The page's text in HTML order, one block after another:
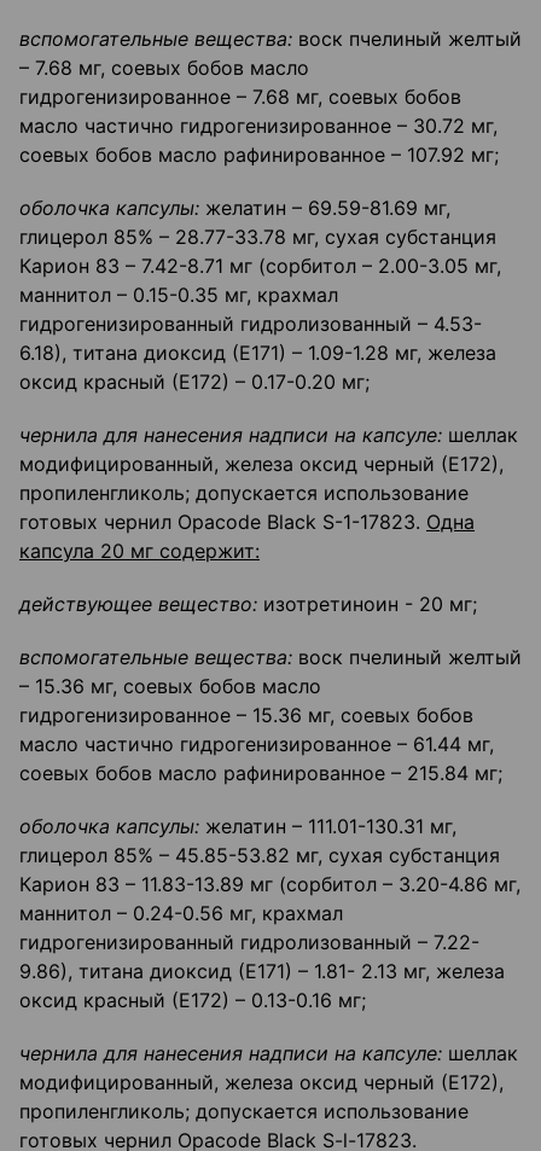
вспомогательные вещества: воск пчелиный желтый
– 7.68 мг, соевых бобов масло
гидрогенизированное – 7.68 мг, соевых бобов
масло частично гидрогенизированное – 30.72 мг,
соевых бобов масло рафинированное – 107.92 мг;
оболочка капсулы: желатин – 69.59-81.69 мг,
глицерол 85% – 28.77-33.78 мг, сухая субстанция
Карион 83 – 7.42-8.71 мг (сорбитол – 2.00-3.05 мг,
маннитол – 0.15-0.35 мг, крахмал
гидрогенизированный гидролизованный – 4.53-
6.18), титана диоксид (Е171) – 1.09-1.28 мг, железа
оксид красный (Е172) – 0.17-0.20 мг;
чернила для нанесения надписи на капсуле: шеллак
модифицированный, железа оксид черный (Е172),
пропиленгликоль; допускается использование
готовых чернил Opacode Black S-1-17823. Одна
капсула 20 мг содержит:
действующее вещество: изотретиноин - 20 мг;
вспомогательные вещества: воск пчелиный желтый
– 15.36 мг, соевых бобов масло
гидрогенизированное – 15.36 мг, соевых бобов
масло частично гидрогенизированное – 61.44 мг,
соевых бобов масло рафинированное – 215.84 мг;
оболочка капсулы: желатин – 111.01-130.31 мг,
глицерол 85% – 45.85-53.82 мг, сухая субстанция
Карион 83 – 11.83-13.89 мг (сорбитол – 3.20-4.86 мг,
маннитол – 0.24-0.56 мг, крахмал
гидрогенизированный гидролизованный – 7.22-
9.86), титана диоксид (Е171) – 1.81- 2.13 мг, железа
оксид красный (Е172) – 0.13-0.16 мг;
чернила для нанесения надписи на капсуле: шеллак
модифицированный, железа оксид черный (Е172),
пропиленгликоль; допускается использование
готовых чернил Opacode Black S-l-17823.